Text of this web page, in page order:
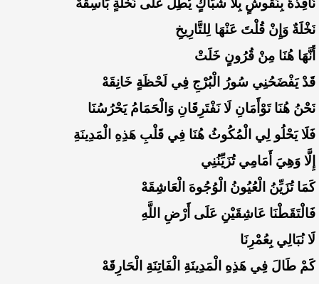
نَافِذَةٌ بِنُقُوشٍ بِلا شُبَّاكٍ يُطِلُّ عَلَى نَخْلَةٍ بَاسِقَهْ
نَخْلَةٌ وَإِنْ قُلْتَ عَنْهَا لِلتَّارِيخِ
أَنَّهَا هُنَا مِنْ قُرُونٍ خَلَتْ
قَدْ يَفْضَحُنِي سُورُ الْبُرْجِ فِي لَحْظَةٍ خَانِقَهْ
نَحْنُ هُنَا تَوْأَمَانِ لَا نَفْتَرِقَانِ وَالْحَمَامُ يَحْرُسُنَا
فَلَا يَحْلُو لِي الْمُكُوثُ هُنَا فِي قَلْبِ هَذِهِ الْمَدِينَةِ
إِلَّا وَهِيَ أَمَامِي تُزَيِّنُنِي
كَمَا تُزَيِّنُ الْعُيُونُ الْوُجُوهَ الْعَاشِقَهْ
فَالْتَقَطْنَا عَاشِقَيْنِ عَلَى أَرْضِ اللَّهِ
لَا نُبَالِي بِعُمْرِنَا
كَمْ طَالَ فِي هَذِهِ الْمَدِينَةِ الْفَاتِنَةِ الْحَارِقَهْ